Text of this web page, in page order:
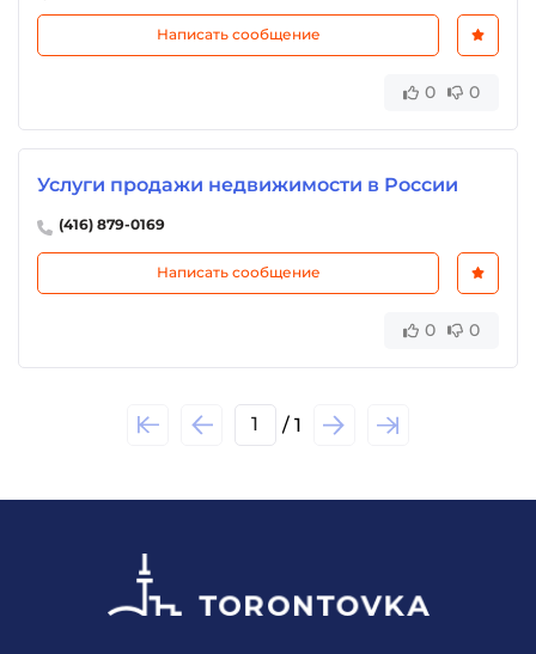
Написать сообщение
0 0
Услуги продажи недвижимости в России
(416) 879-0169
Написать сообщение
0 0
1 / 1